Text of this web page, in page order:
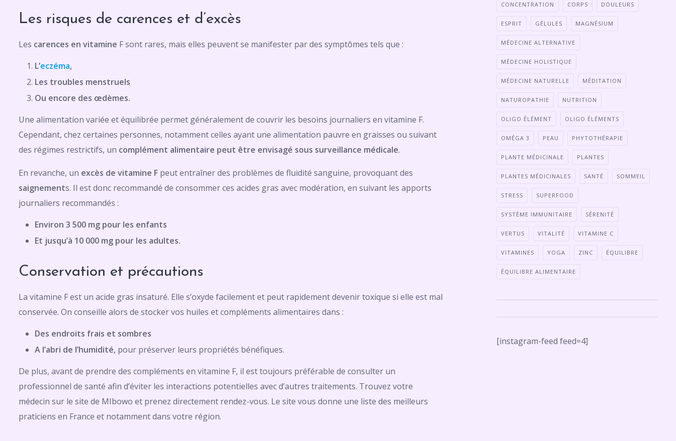
Les risques de carences et d’excès
Les carences en vitamine F sont rares, mais elles peuvent se manifester par des symptômes tels que :
L’eczéma,
Les troubles menstruels
Ou encore des œdèmes.
Une alimentation variée et équilibrée permet généralement de couvrir les besoins journaliers en vitamine F.
Cependant, chez certaines personnes, notamment celles ayant une alimentation pauvre en graisses ou suivant
des régimes restrictifs, un complément alimentaire peut être envisagé sous surveillance médicale.
En revanche, un excès de vitamine F peut entraîner des problèmes de fluidité sanguine, provoquant des
saignements. Il est donc recommandé de consommer ces acides gras avec modération, en suivant les apports
journaliers recommandés :
Environ 3 500 mg pour les enfants
Et jusqu’à 10 000 mg pour les adultes.
Conservation et précautions
La vitamine F est un acide gras insaturé. Elle s’oxyde facilement et peut rapidement devenir toxique si elle est mal
conservée. On conseille alors de stocker vos huiles et compléments alimentaires dans :
Des endroits frais et sombres
A l’abri de l’humidité, pour préserver leurs propriétés bénéfiques.
De plus, avant de prendre des compléments en vitamine F, il est toujours préférable de consulter un
professionnel de santé afin d’éviter les interactions potentielles avec d’autres traitements. Trouvez votre
médecin sur le site de MIbowo et prenez directement rendez-vous. Le site vous donne une liste des meilleurs
praticiens en France et notamment dans votre région.
CONCENTRATION CORPS DOULEURS
ESPRIT GÉLULES MAGNÉSIUM
MÉDECINE ALTERNATIVE
MÉDECINE HOLISTIQUE
MÉDECINE NATURELLE MÉDITATION
NATUROPATHIE NUTRITION
OLIGO ÉLÉMENT OLIGO ÉLÉMENTS
OMÉGA 3 PEAU PHYTOTHÉRAPIE
PLANTE MÉDICINALE PLANTES
PLANTES MÉDICINALES SANTÉ SOMMEIL
STRESS SUPERFOOD
SYSTÈME IMMUNITAIRE SÉRENITÉ
VERTUS VITALITÉ VITAMINE C
VITAMINES YOGA ZINC ÉQUILIBRE
ÉQUILIBRE ALIMENTAIRE
[instagram-feed feed=4]